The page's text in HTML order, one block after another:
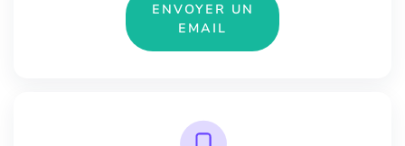
ENVOYER UN
EMAIL